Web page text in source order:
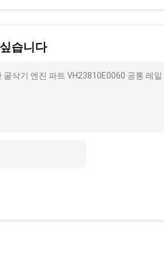
습니다
삭기 엔진 파트 VH23810E0060 공통 레